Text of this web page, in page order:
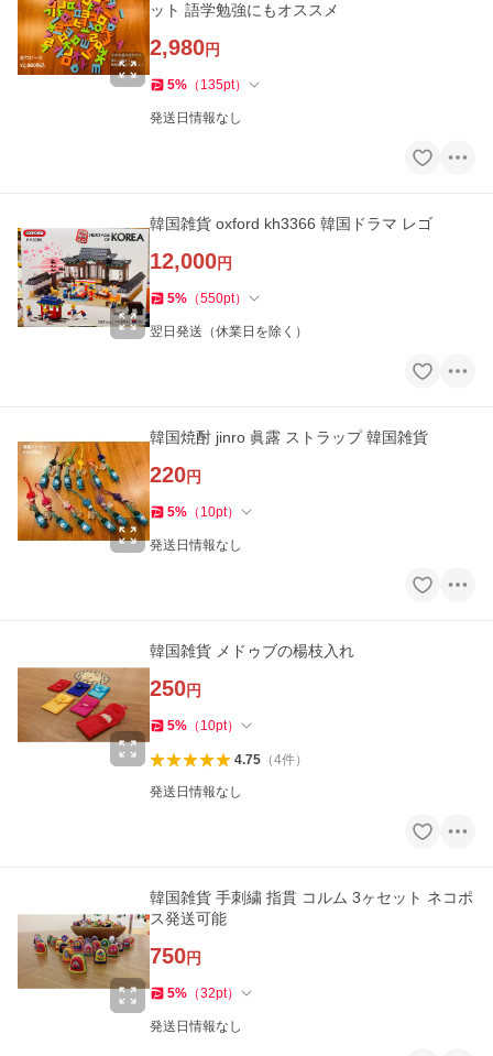
ット 語学勉強にもオススメ
2,980円
5% （ 135pt）
発送日情報なし
韓国雑貨 oxford kh3366 韓国ドラマ レゴ
12,000円
5% （550pt）
翌日発送（休業日を除く）
韓国焼酎 jinro 眞露 ストラップ 韓国雑貨
220円
5% （ 10pt）
発送日情報なし
韓国雑貨 メドゥブの楊枝入れ
250円
5% （ 10pt）
4.75（4件）
発送日情報なし
韓国雑貨 手刺繍 指貫 コルム 3ヶセット ネコポ
ス発送可能
750円
5% （32pt）
発送日情報なし